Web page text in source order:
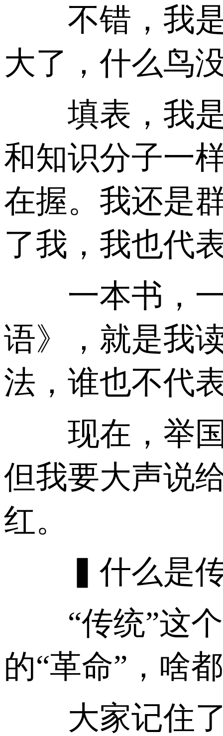
不错，我是
大了，什么鸟
填表，我是
和知识分子一
在握。我还是
了我，我也代
一本书，一
语》，就是我
法，谁也不代
现在，举国
但我要大声说
红。
▍什么是传
“传统”这个
的“革命”，啥
大家记住了